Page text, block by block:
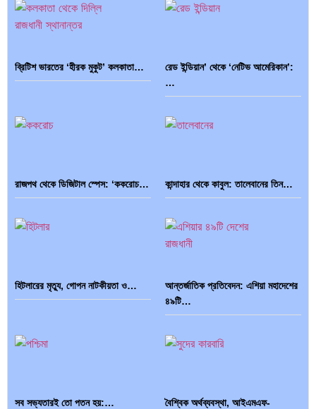
ব্রিটিশ ভারতের ‘হীরক মুকুট’ কলকাতা…
রেড ইন্ডিয়ান’ থেকে ‘নেটিভ আমেরিকান’:
…
রাজপথ থেকে ডিজিটাল স্পেস: ‘ককরোচ… কান্দাহার থেকে কাবুল: তালেবানের তিন…
হিটলারের মৃত্যু, গোপন নাটকীয়তা ও…
আন্তর্জাতিক প্রতিবেদন: এশিয়া মহাদেশের
৪৯টি…
সব সভ্যতারই তো পতন হয়:…
বৈশ্বিক অর্থব্যবস্থা, আইএমএফ-